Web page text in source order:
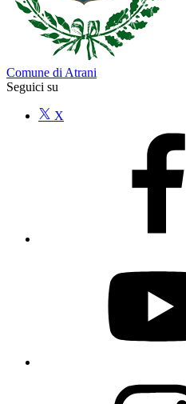
Comune di Atrani
Seguici su
X